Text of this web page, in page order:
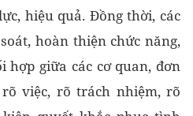
hiệu quả. Đồng thời, các
hoàn thiện chức năng,
hợp giữa các cơ quan, đơn
việc, rõ trách nhiệm, rõ